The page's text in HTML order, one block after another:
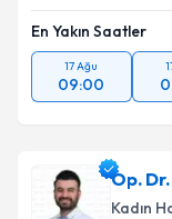
En Yakın Saatler
17 Ağu
09:00
Op.
Kadın